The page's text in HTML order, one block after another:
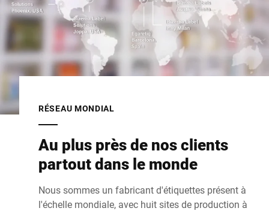
RÉSEAU MONDIAL
Au plus près de nos clients
partout dans le monde
Nous sommes un fabricant d'étiquettes présent à
l'échelle mondiale, avec huit sites de production à